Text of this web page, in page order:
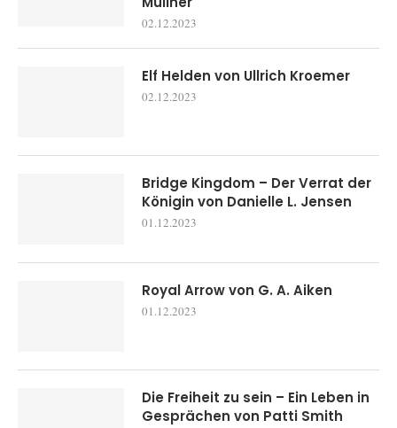
02.12.2023
Elf Helden von Ullrich Kroemer
02.12.2023
Bridge Kingdom – Der Verrat der
Königin von Danielle L. Jensen
01.12.2023
Royal Arrow von G. A. Aiken
01.12.2023
Die Freiheit zu sein – Ein Leben in
Gesprächen von Patti Smith